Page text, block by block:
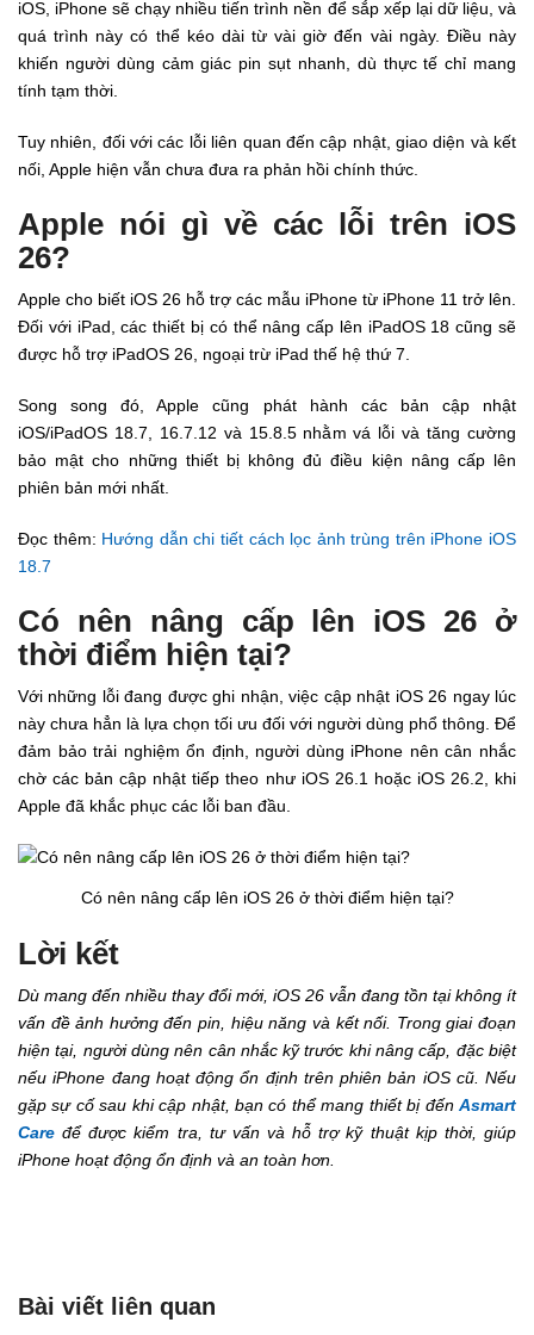
iOS, iPhone sẽ chạy nhiều tiến trình nền để sắp xếp lại dữ liệu, và
quá trình này có thể kéo dài từ vài giờ đến vài ngày. Điều này
khiến người dùng cảm giác pin sụt nhanh, dù thực tế chỉ mang
tính tạm thời.
Tuy nhiên, đối với các lỗi liên quan đến cập nhật, giao diện và kết
nối, Apple hiện vẫn chưa đưa ra phản hồi chính thức.
Apple nói gì về các lỗi trên iOS
26?
Apple cho biết iOS 26 hỗ trợ các mẫu iPhone từ iPhone 11 trở lên.
Đối với iPad, các thiết bị có thể nâng cấp lên iPadOS 18 cũng sẽ
được hỗ trợ iPadOS 26, ngoại trừ iPad thế hệ thứ 7.
Song song đó, Apple cũng phát hành các bản cập nhật
iOS/iPadOS 18.7, 16.7.12 và 15.8.5 nhằm vá lỗi và tăng cường
bảo mật cho những thiết bị không đủ điều kiện nâng cấp lên
phiên bản mới nhất.
Đọc thêm: Hướng dẫn chi tiết cách lọc ảnh trùng trên iPhone iOS
18.7
Có nên nâng cấp lên iOS 26 ở
thời điểm hiện tại?
Với những lỗi đang được ghi nhận, việc cập nhật iOS 26 ngay lúc
này chưa hẳn là lựa chọn tối ưu đối với người dùng phổ thông. Để
đảm bảo trải nghiệm ổn định, người dùng iPhone nên cân nhắc
chờ các bản cập nhật tiếp theo như iOS 26.1 hoặc iOS 26.2, khi
Apple đã khắc phục các lỗi ban đầu.
Có nên nâng cấp lên iOS 26 ở thời điểm hiện tại?
Lời kết
Dù mang đến nhiều thay đổi mới, iOS 26 vẫn đang tồn tại không ít
vấn đề ảnh hưởng đến pin, hiệu năng và kết nối. Trong giai đoạn
hiện tại, người dùng nên cân nhắc kỹ trước khi nâng cấp, đặc biệt
nếu iPhone đang hoạt động ổn định trên phiên bản iOS cũ. Nếu
gặp sự cố sau khi cập nhật, bạn có thể mang thiết bị đến Asmart
Care để được kiểm tra, tư vấn và hỗ trợ kỹ thuật kịp thời, giúp
iPhone hoạt động ổn định và an toàn hơn.
Bài viết liên quan